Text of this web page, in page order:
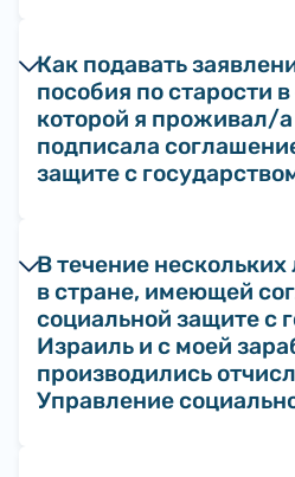
Как подавать
пособия по старости
которой я проживал/а
подписала
защите с
В течение
в стране, имеющей
социальной защите с
Израиль и с моей
производились
Управление